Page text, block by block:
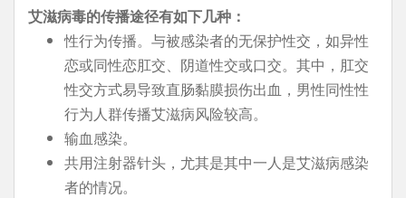
艾滋病毒的传播途径有如下几种：
性行为传播。与被感染者的无保护性交，如异性
恋或同性恋肛交、阴道性交或口交。其中，肛交
性交方式易导致直肠黏膜损伤出血，男性同性性
行为人群传播艾滋病风险较高。
输血感染。
共用注射器针头，尤其是其中一人是艾滋病感染
者的情况。